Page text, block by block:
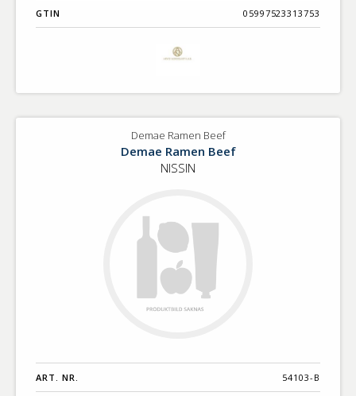
GTIN 05997523313753
Demae Ramen Beef
Demae Ramen Beef
NISSIN
ART. NR. 54103-B